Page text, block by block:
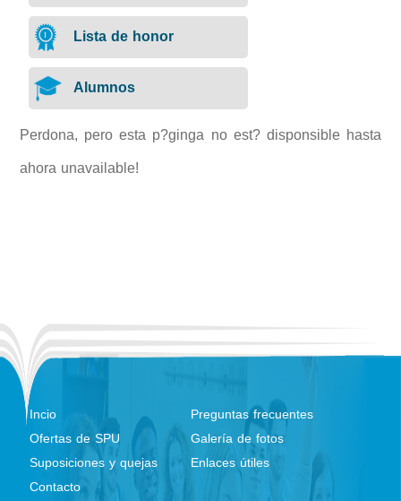
Lista de honor
Alumnos
Perdona, pero esta p?ginga no est? disponsible hasta
ahora unavailable!
Incio
Preguntas frecuentes
Ofertas de SPU
Galería de fotos
Suposiciones y quejas
Enlaces útiles
Contacto